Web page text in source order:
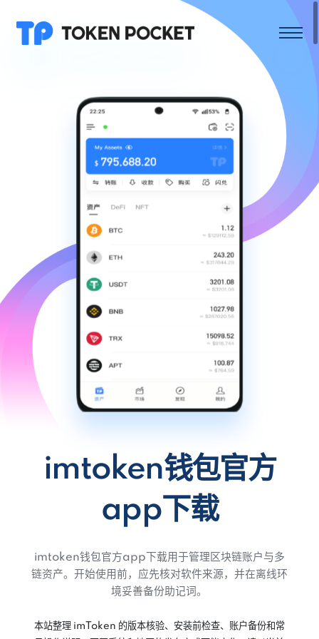
imtoken钱包官方
app下载
imtoken钱包官方app下载用于管理区块链账户与多
链资产。开始使用前，应先核对软件来源，并在离线环
境妥善备份助记词。
本站整理 imToken 的版本核验、安装前检查、账户备份和常